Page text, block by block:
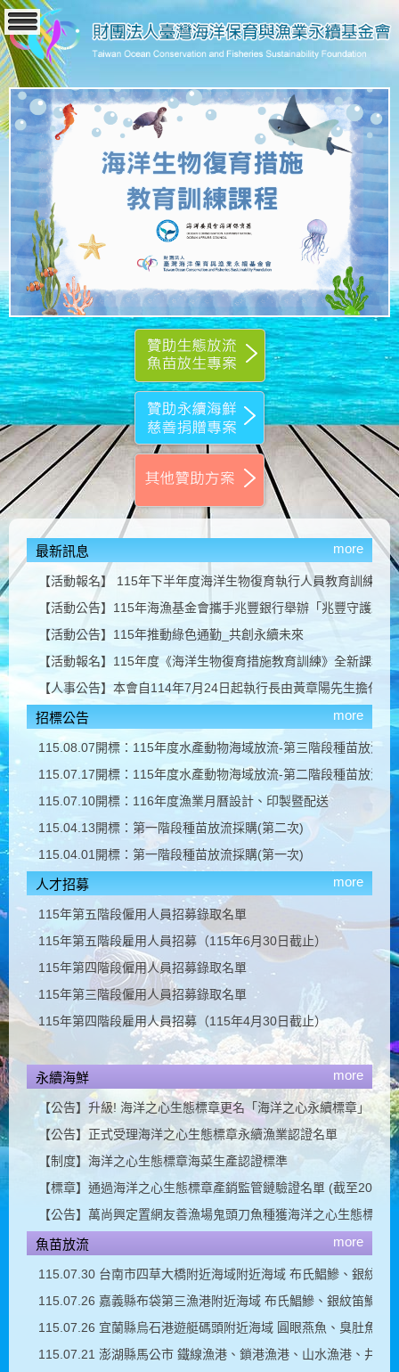
最新訊息 more
【活動報名】 115年下半年度海洋生物復育執行人員教育訓練課
【活動公告】115年海漁基金會攜手兆豐銀行舉辦「兆豐守護螃
【活動公告】115年推動綠色通勤_共創永續未來
【活動報名】115年度《海洋生物復育措施教育訓練》全新課程
【人事公告】本會自114年7月24日起執行長由黃章陽先生擔任
招標公告 more
115.08.07開標：115年度水產動物海域放流-第三階段種苗放流採
115.07.17開標：115年度水產動物海域放流-第二階段種苗放流採
115.07.10開標：116年度漁業月曆設計、印製暨配送
115.04.13開標：第一階段種苗放流採購(第二次)
115.04.01開標：第一階段種苗放流採購(第一次)
人才招募 more
115年第五階段僱用人員招募錄取名單
115年第五階段雇用人員招募（115年6月30日截止）
115年第四階段僱用人員招募錄取名單
115年第三階段僱用人員招募錄取名單
115年第四階段雇用人員招募（115年4月30日截止）
永續海鮮 more
【公告】升級! 海洋之心生態標章更名「海洋之心永續標章」
【公告】正式受理海洋之心生態標章永續漁業認證名單
【制度】海洋之心生態標章海菜生產認證標準
【標章】通過海洋之心生態標章產銷監管鏈驗證名單 (截至2024
【公告】萬尚興定置網友善漁場鬼頭刀魚種獲海洋之心生態標章
魚苗放流 more
115.07.30 台南市四草大橋附近海域附近海域 布氏鯧鰺、銀紋笛
115.07.26 嘉義縣布袋第三漁港附近海域 布氏鯧鰺、銀紋笛鯛
115.07.26 宜蘭縣烏石港遊艇碼頭附近海域 圓眼燕魚、臭肚魚
115.07.21 澎湖縣馬公市 鐵線漁港、鎖港漁港、山水漁港、井